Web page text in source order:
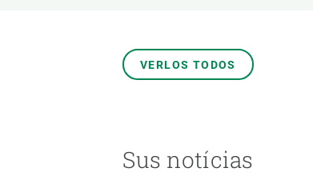
VERLOS TODOS
Sus notícias